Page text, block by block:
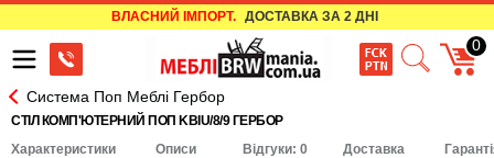
ВЛАСНИЙ ІМПОРТ. ДОСТАВКА ЗА 2 ДНІ
0
Система Поп Меблі Гербор
СТІЛ КОМП'ЮТЕРНИЙ ПОП KBIU/8/9 ГЕРБОР
Характеристики
Описи Відгуки: 0 Доставка